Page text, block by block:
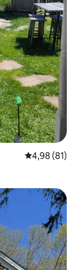
Gemiddelde
4,98 (81)